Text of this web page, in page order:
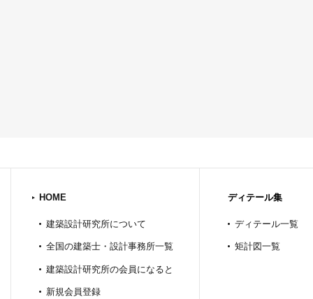
HOME
建築設計研究所について
全国の建築士・設計事務所一覧
建築設計研究所の会員になると
新規会員登録
ディテール集
ディテール一覧
矩計図一覧